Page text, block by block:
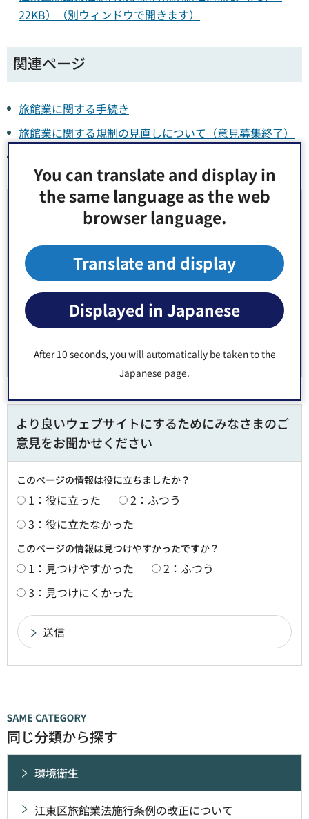
You can translate and display in
the same language as the web
browser language.
Translate and display
Displayed in Japanese
After 10 seconds, you will automatically be taken to the
Japanese page.
22KB）（別ウィンドウで開きます）
関連ページ
旅館業に関する手続き
旅館業に関する規制の見直しについて（意見募集終了）
お問い合わせ先
健康部（保健所） 生活衛生課 環境衛生係 窓口：3番
郵便番号135-0016 東京都江東区東陽2丁目1番1号
電話番号：03-3647-5862
Fax：03-3615-7171
より良いウェブサイトにするためにみなさまのご
意見をお聞かせください
このページの情報は役に立ちましたか？
1：役に立った
2：ふつう
3：役に立たなかった
このページの情報は見つけやすかったですか？
1：見つけやすかった
2：ふつう
3：見つけにくかった
同じ分類から探す
環境衛生
江東区旅館業法施行条例の改正について